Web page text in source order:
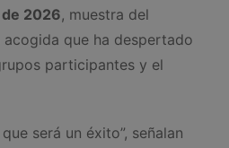
2026, muestra del
que ha despertado
participantes y el
será un éxito”, señalan